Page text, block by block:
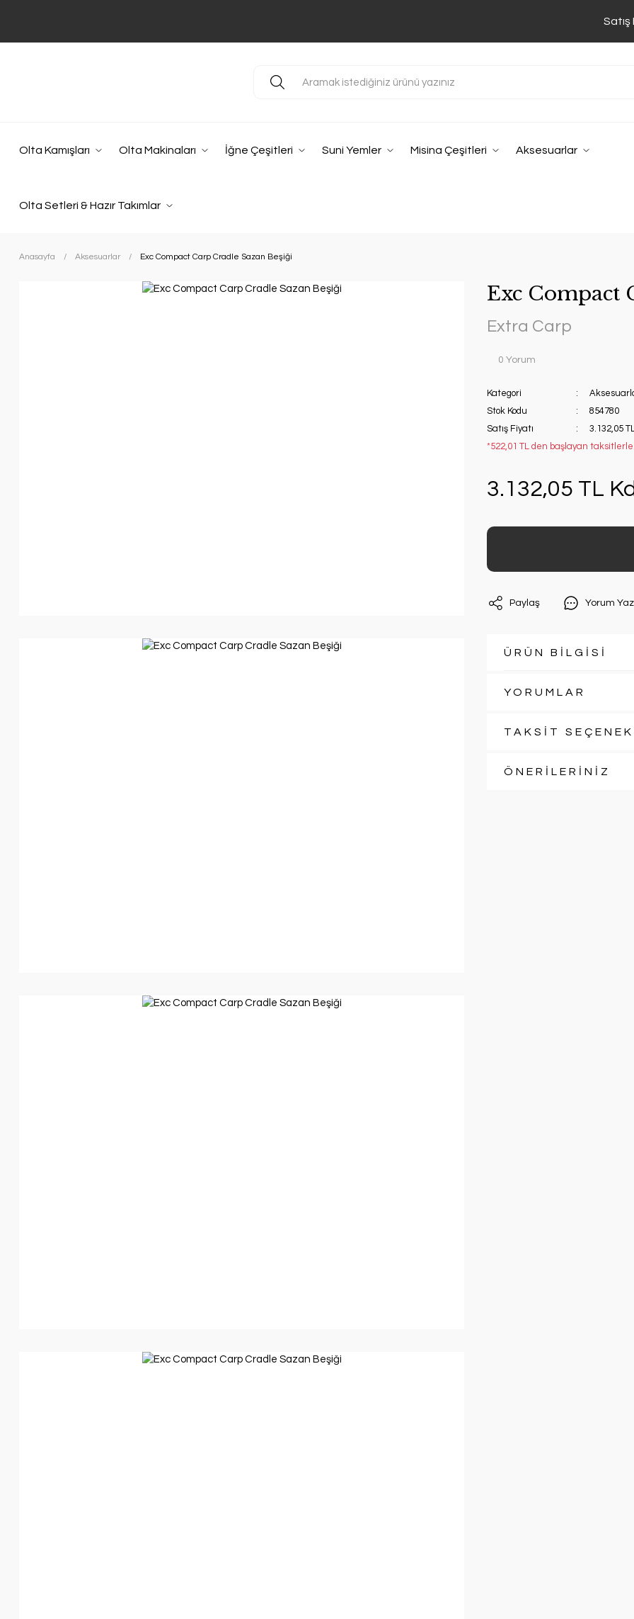
Satış
Olta Kamışları Olta Makinaları İğne Çeşitleri Suni Yemler Misina Çeşitleri Aksesuarlar
Olta Setleri & Hazır Takımlar
Anasayfa Aksesuarlar Exc Compact Carp Cradle Sazan Beşiği
Exc Compact
Extra Carp
0 Yorum
Kategori
Stok Kodu
854780
Satış Fiyatı
3.132,05
*522,01 TL den başlayan
3.132,05 TL
Paylaş Yorum Yaz
ÜRÜN BİLGİSİ
YORUMLAR
TAKSİT
ÖNERİLERİNİZ